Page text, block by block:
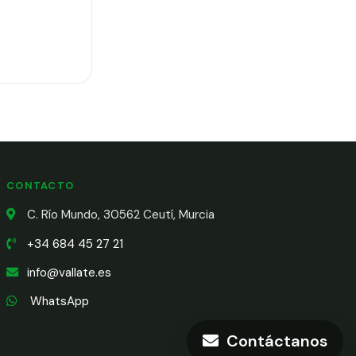
Contáctanos
CONTACTO
C. Río Mundo, 30562 Ceutí, Murcia
+34 684 45 27 21
info@vallate.es
WhatsApp